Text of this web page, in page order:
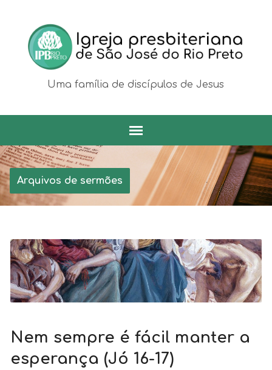
Uma família de discípulos de Jesus
Arquivos de sermões
Nem sempre é fácil manter a
esperança (Jó 16-17)